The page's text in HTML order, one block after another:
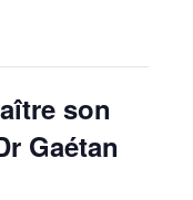
son
Gaétan